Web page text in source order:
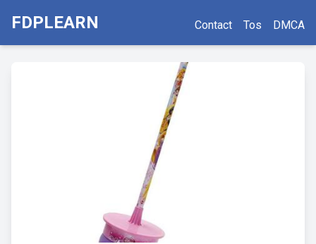
FDPLEARN Contact Tos DMCA